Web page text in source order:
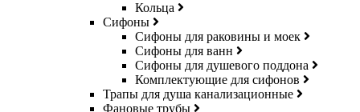
Кольца
Сифоны
Сифоны для раковины и моек
Сифоны для ванн
Сифоны для душевого поддона
Комплектующие для сифонов
Трапы для душа канализационные
Фановые трубы